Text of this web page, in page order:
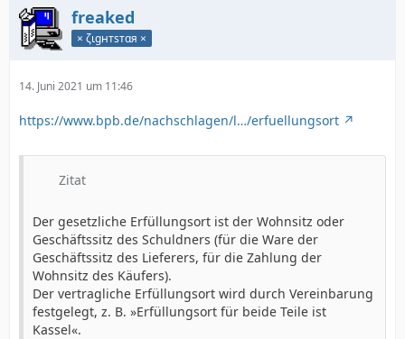
freaked
× ζιgнтѕтαя ×
14. Juni 2021 um 11:46
https://www.bpb.de/nachschlagen/l…/erfuellungsort
Zitat
Der gesetzliche Erfüllungsort ist der Wohnsitz oder
Geschäftssitz des Schuldners (für die Ware der
Geschäftssitz des Lieferers, für die Zahlung der
Wohnsitz des Käufers).
Der vertragliche Erfüllungsort wird durch Vereinbarung
festgelegt, z. B. »Erfüllungsort für beide Teile ist
Kassel«.